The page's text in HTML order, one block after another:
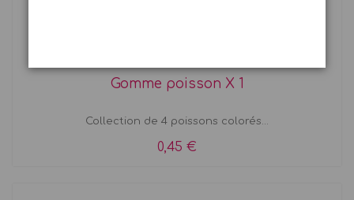
Gomme poisson X 1
Collection de 4 poissons colorés...
0,45 €